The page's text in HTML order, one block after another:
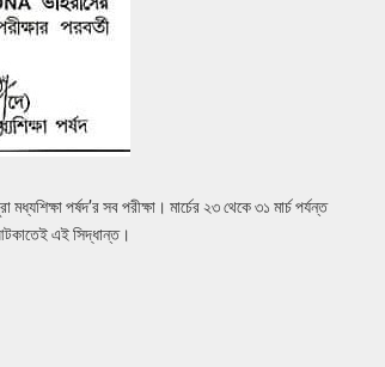
পর্ষদ’র সব পরীক্ষা। মার্চের ২৩ থেকে ৩১ মার্চ পর্যন্ত
এই সিদ্ধান্ত।